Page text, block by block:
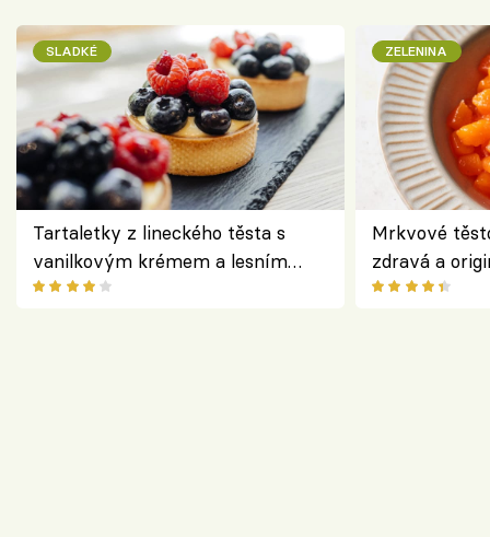
SLADKÉ
Tartaletky z lineckého těsta s
vanilkovým krémem a lesním
ovocem podle Bread Society
ZELENINA
Mrkvové
zdravá a
klasiky